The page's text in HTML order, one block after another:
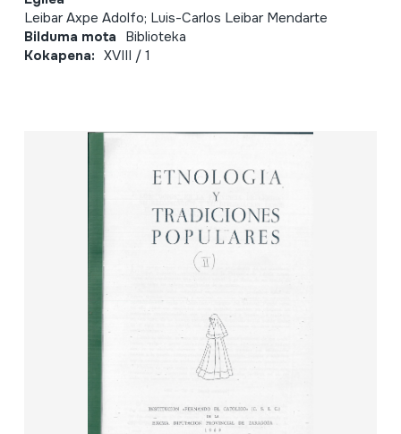
Leibar Axpe Adolfo; Luis-Carlos Leibar Mendarte
Bilduma mota Biblioteka
Kokapena: XVIII / 1